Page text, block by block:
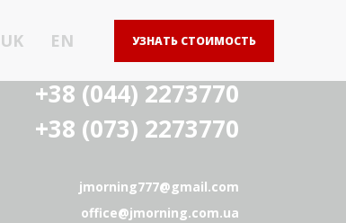
UK EN УЗНАТЬ СТОИМОСТЬ
+38 (044) 2273770
+38 (073) 2273770
jmorning777@gmail.com
office@jmorning.com.ua